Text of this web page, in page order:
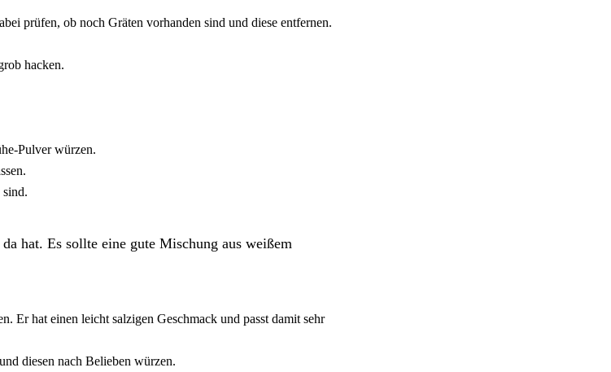
prüfen, ob noch Gräten vorhanden sind und diese entfernen.
hacken.
Pulver würzen.
sind.
hat. Es sollte eine gute Mischung aus weißem
Er hat einen leicht salzigen Geschmack und passt damit sehr
diesen nach Belieben würzen.